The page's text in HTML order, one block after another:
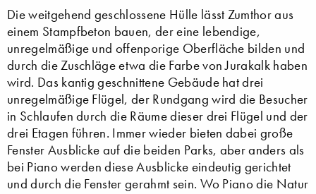
Die weitgehend geschlossene Hülle lässt Zumthor aus
einem Stampfbeton bauen, der eine lebendige,
unregelmäßige und offenporige Oberfläche bilden und
durch die Zuschläge etwa die Farbe von Jurakalk haben
wird. Das kantig geschnittene Gebäude hat drei
unregelmäßige Flügel, der Rundgang wird die Besucher
in Schlaufen durch die Räume dieser drei Flügel und der
drei Etagen führen. Immer wieder bieten dabei große
Fenster Ausblicke auf die beiden Parks, aber anders als
bei Piano werden diese Ausblicke eindeutig gerichtet
und durch die Fenster gerahmt sein. Wo Piano die Natur